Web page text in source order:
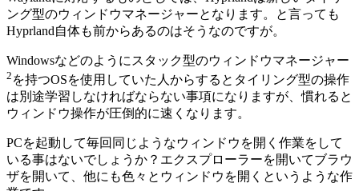
ング型のウィンドウマネージャーとなります。と言っても
Hyprland自体も前からあるのはそうなのですが。
Windowsなどのようにスタック型のウィンドウマネージャー
2 を持つOSを使用していた人からするとタイリング型の操作
は別途学習しなければならない事項になりますが、慣れると
ウィンドウ操作が圧倒的に速くなります。
PCを起動して毎回同じようなウィンドウを開く作業をして
いる事はないでしょうか？ エクスプローラーを開いてブラウ
ザを開いて、他にも色々とウィンドウを開くというような作